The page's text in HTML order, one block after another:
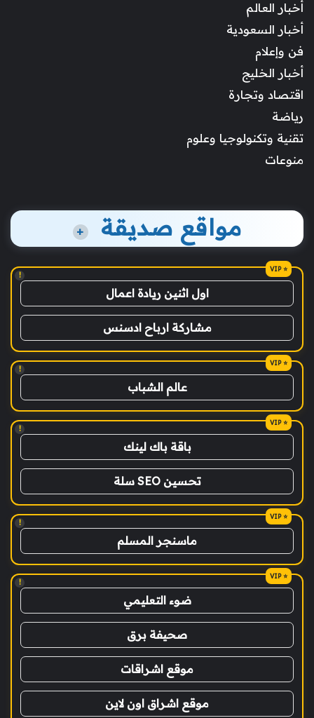
أخبار العالم
أخبار السعودية
فن وإعلام
أخبار الخليج
اقتصاد وتجارة
رياضة
تقنية وتكنولوجيا وعلوم
منوعات
مواقع صديقة +
!
اول اثنين ريادة اعمال
مشاركة ارباح ادسنس
!
عالم الشباب
!
باقة باك لينك
تحسين SEO سلة
!
ماسنجر المسلم
!
ضوء التعليمي
صحيفة برق
موقع اشراقات
موقع اشراق اون لاين